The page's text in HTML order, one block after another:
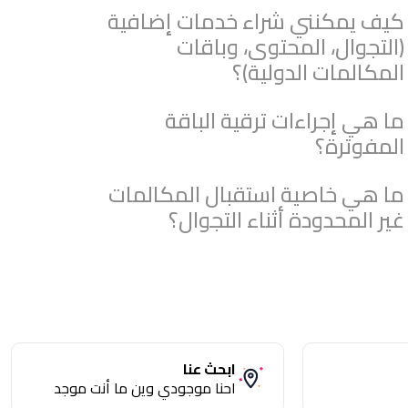
كيف يمكنني شراء خدمات إضافية
(التجوال، المحتوى، وباقات
المكالمات الدولية)؟
ما هي إجراءات ترقية الباقة
المفوترة؟
ما هي خاصية استقبال المكالمات
غير المحدودة أثناء التجوال؟
ابحث عنا
احنا موجودي وين ما أنت موجد